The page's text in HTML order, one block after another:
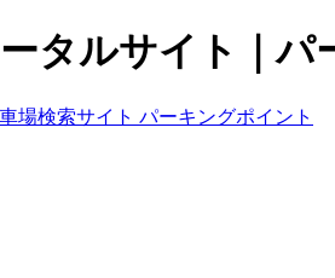
タルサイト｜パ
場検索サイト パーキングポイント